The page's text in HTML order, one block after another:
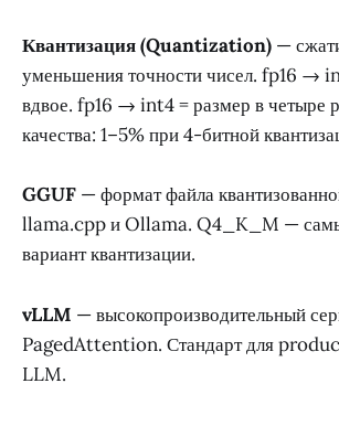
Квантизация (Quantization) —
уменьшения точности чисел. fp16 →
вдвое. fp16 → int4 = размер в четыре
качества: 1–5% при 4-битной
GGUF — формат файла
llama.cpp и Ollama. Q4_K_M —
вариант квантизации.
vLLM — высокопроизводительный
PagedAttention. Стандарт для
LLM.